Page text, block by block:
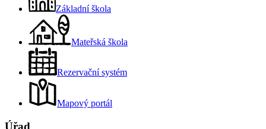
Základní škola
Mateřská škola
Rezervační systém
Mapový portál
Úřad